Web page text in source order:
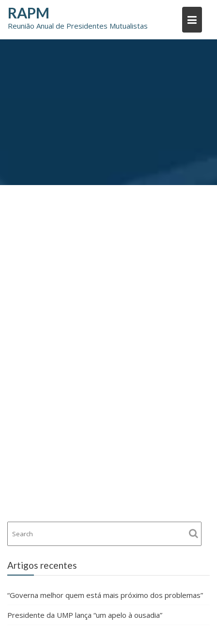
Skip
content
RAPM
Reunião Anual de Presidentes Mutualistas
Artigos recentes
“Governa melhor quem está mais próximo dos problemas”
Presidente da UMP lança “um apelo à ousadia”